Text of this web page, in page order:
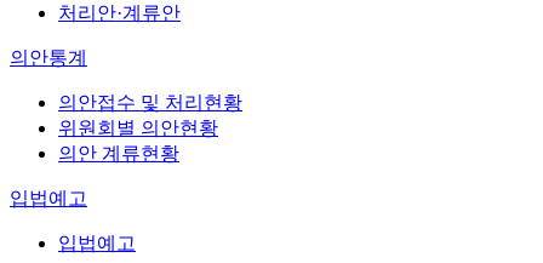
처리안·계류안
의안통계
의안접수 및 처리현황
위원회별 의안현황
의안 계류현황
입법예고
입법예고